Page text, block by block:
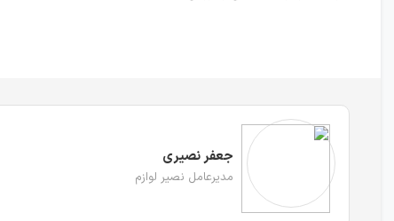
جعفر نصیری
مدیرعامل نصیر لوازم